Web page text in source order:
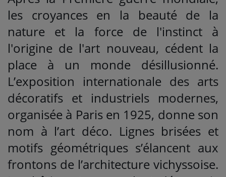
les croyances en la beauté de la
nature et la force de l'instinct à
l'origine de l'art nouveau, cédent la
place à un monde désillusionné.
L’exposition internationale des arts
décoratifs et industriels modernes,
organisée à Paris en 1925, donne son
nom à l’art déco. Lignes brisées et
motifs géométriques s’élancent aux
frontons de l’architecture vichyssoise.